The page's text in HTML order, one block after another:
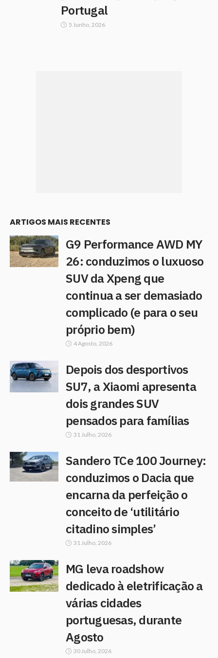
Portugal
5 Junho, 2026
ARTIGOS MAIS RECENTES
G9 Performance AWD MY
26: conduzimos o luxuoso
SUV da Xpeng que
continua a ser demasiado
complicado (e para o seu
próprio bem)
4 Agosto, 2026
Depois dos desportivos
SU7, a Xiaomi apresenta
dois grandes SUV
pensados para famílias
31 Julho, 2026
Sandero TCe 100 Journey:
conduzimos o Dacia que
encarna da perfeição o
conceito de ‘utilitário
citadino simples’
31 Julho, 2026
MG leva roadshow
dedicado à eletrificação a
várias cidades
portuguesas, durante
Agosto
30 Julho, 2026